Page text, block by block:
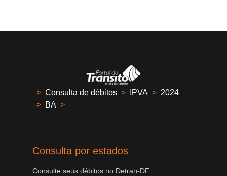
> Consulta de débitos > IPVA > 2024
> BA >
Consulta por estados
Consulte seus débitos no Detran-DF